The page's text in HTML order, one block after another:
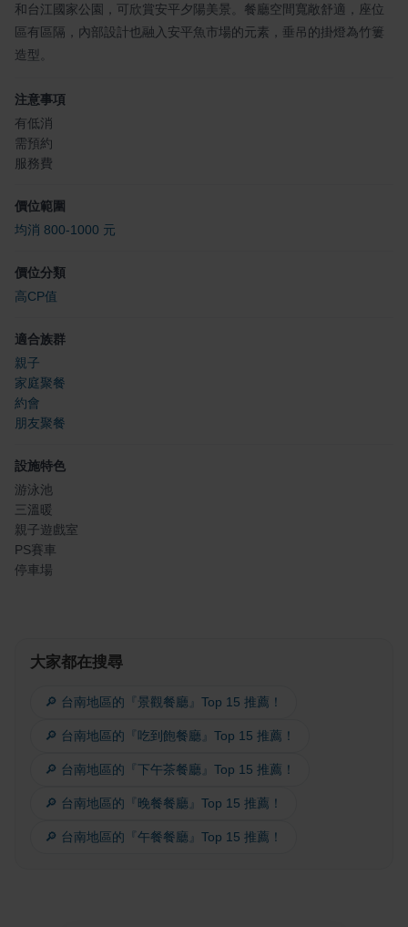
和台江國家公園，可欣賞安平夕陽美景。餐廳空間寬敞舒適，座位
區有區隔，內部設計也融入安平魚市場的元素，垂吊的掛燈為竹簍
造型。
注意事項
有低消
需預約
服務費
價位範圍
均消 800-1000 元
價位分類
高CP值
適合族群
親子
家庭聚餐
約會
朋友聚餐
設施特色
游泳池
三溫暖
親子遊戲室
PS賽車
停車場
大家都在搜尋
🔎 台南地區的『景觀餐廳』Top 15 推薦！
🔎 台南地區的『吃到飽餐廳』Top 15 推薦！
🔎 台南地區的『下午茶餐廳』Top 15 推薦！
🔎 台南地區的『晚餐餐廳』Top 15 推薦！
🔎 台南地區的『午餐餐廳』Top 15 推薦！